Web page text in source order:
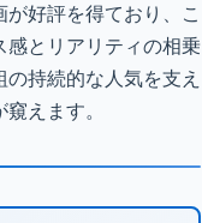
が好評を得ており、こ
感とリアリティの相乗
持続的な人気を支え
えます。